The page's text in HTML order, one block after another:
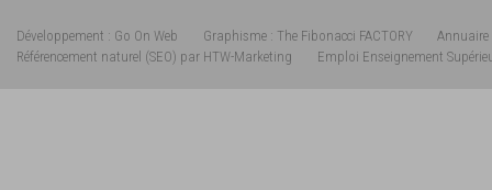
Développement : Go On Web Graphisme : The Fibonacci FACTORY
Annuaire
Référencement naturel (SEO) par HTW-Marketing
Emploi Enseignement